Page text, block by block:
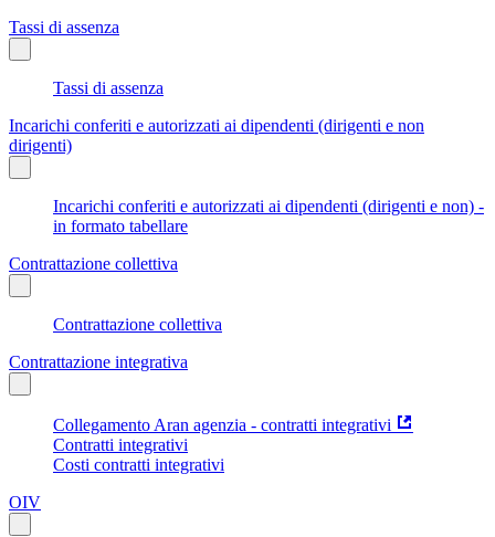
Tassi di assenza
Tassi di assenza
Incarichi conferiti e autorizzati ai dipendenti (dirigenti e non
dirigenti)
Incarichi conferiti e autorizzati ai dipendenti (dirigenti e non) -
in formato tabellare
Contrattazione collettiva
Contrattazione collettiva
Contrattazione integrativa
Collegamento Aran agenzia - contratti integrativi
Contratti integrativi
Costi contratti integrativi
OIV